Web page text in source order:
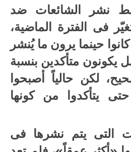
نشر الشائعات ضد
فى الفترة الماضية،
حينما يرون ما يُنشر
يكونون متأكدين بنسبة
لكن حالياً أصبحوا
يتأكدوا من كونها
التى يتم نشرها فى